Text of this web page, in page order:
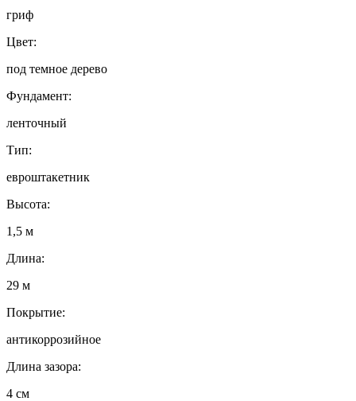
гриф
Цвет:
под темное дерево
Фундамент:
ленточный
Тип:
евроштакетник
Высота:
1,5 м
Длина:
29 м
Покрытие:
антикоррозийное
Длина зазора:
4 см